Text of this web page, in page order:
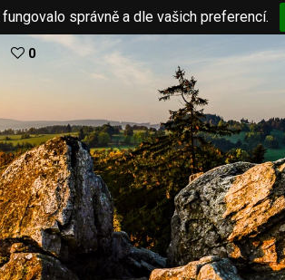
správně a dle vašich preferencí.
0